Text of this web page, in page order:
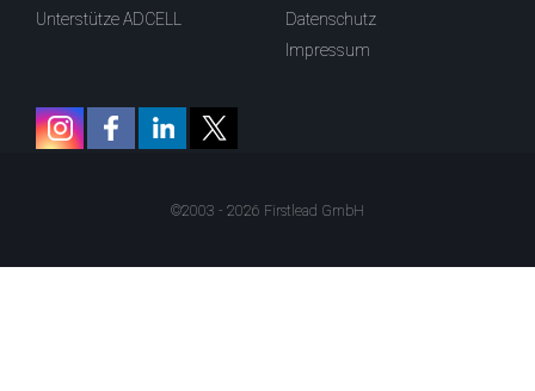
Unterstütze ADCELL
Datenschutz
Impressum
©2003 - 2026 Firstlead GmbH